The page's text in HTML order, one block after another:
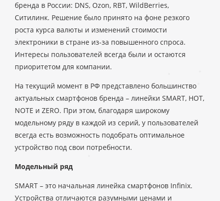
бренда в России: DNS, Ozon, RBT, WildBerries,
Ситилинк. Решение было принято на фоне резкого
роста курса валюты и изменений стоимости
электроники в стране из-за повышенного спроса.
Интересы пользователей всегда были и остаются
приоритетом для компании.
На текущий момент в РФ представлено большинство
актуальных смартфонов бренда – линейки SMART, HOT,
NOTE и ZERO. При этом, благодаря широкому
модельному ряду в каждой из серий, у пользователей
всегда есть возможность подобрать оптимальное
устройство под свои потребности.
Модельный ряд
SMART – это начальная линейка смартфонов Infinix.
Устройства отличаются разумными ценами и